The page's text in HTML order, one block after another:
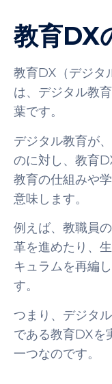
教育DX
教育DX（デジタ
は、デジタル教
葉です。
デジタル教育が
のに対し、教育
教育の仕組みや
意味します。
例えば、教職員
革を進めたり、
キュラムを再編
す。
つまり、デジタ
である教育DXを
一つなのです。